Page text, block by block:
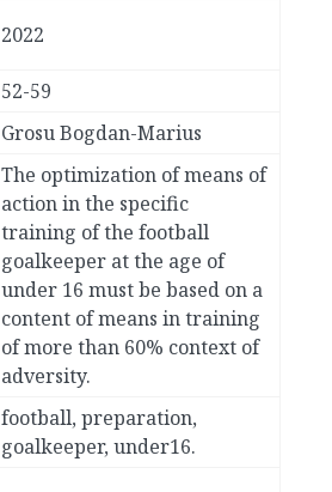
2022
52-59
Grosu Bogdan-Marius
The optimization of means of
action in the specific
training of the football
goalkeeper at the age of
under 16 must be based on a
content of means in training
of more than 60% context of
adversity.
football, preparation,
goalkeeper, under16.